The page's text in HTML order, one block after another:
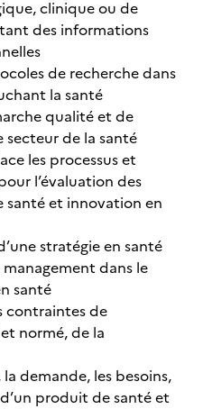
clinique ou de
des informations
de recherche dans
la santé
qualité et de
secteur de la santé
les processus et
l’évaluation des
et innovation en
stratégie en santé
dans le
santé
contraintes de
normé, de la
demande, les besoins,
produit de santé et